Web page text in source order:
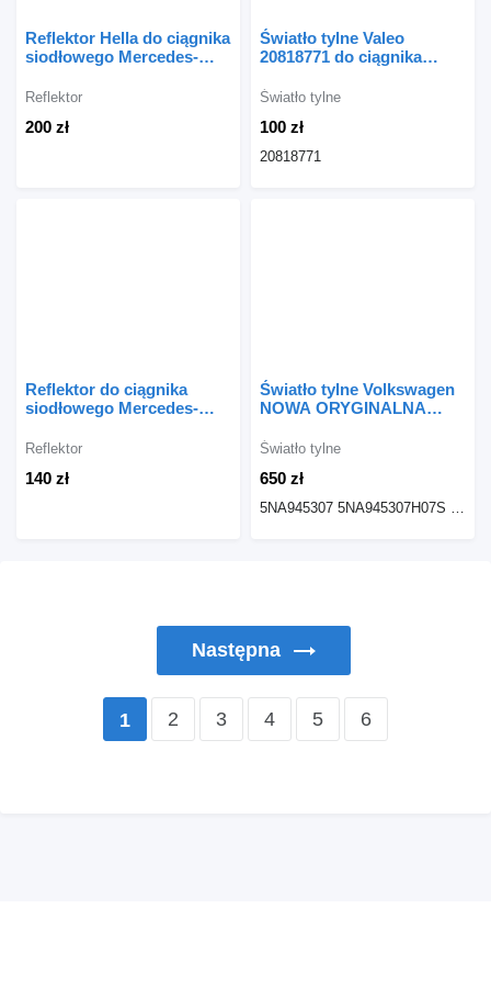
Reflektor Hella do ciągnika
siodłowego Mercedes-
200 zł
Reflektor
Światło tylne Valeo
20818771 do ciągnika
100 zł
Światło tylne
20818771
Reflektor do ciągnika
siodłowego Mercedes-
140 zł
Reflektor
Światło tylne Volkswagen
NOWA ORYGINALNA
II PRAWA/LEWA Tył IQ
samochodu Volkswagen
Tiguan II
650 zł
Światło tylne
5NA945307 5NA945307H07S 00215009 5NA945308H07S 5NA945308 00215026
Następna
1 2 3 4 5 6